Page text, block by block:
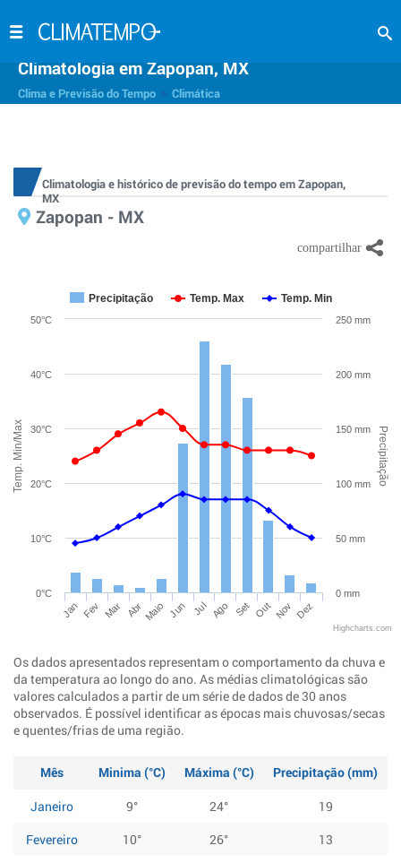
Climatologia em Zapopan, MX
Clima e Previsão do Tempo Climática
Climatologia e histórico de previsão do tempo em Zapopan,
MX
Zapopan - MX
Temp. Min/Max Precipitação
Precipitação Temp. Max Temp. Min
Jan Fev Mar Abr Maio Jun Jul Ago Set Out Nov Dez
0°C
10°C
20°C
30°C
40°C
50°C
0 mm
50 mm
100 mm
150 mm
200 mm
250 mm
Highcharts.com
Os dados apresentados representam o comportamento da chuva e
da temperatura ao longo do ano. As médias climatológicas são
valores calculados a partir de um série de dados de 30 anos
observados. É possível identificar as épocas mais chuvosas/secas
e quentes/frias de uma região.
Mês Minima (°C) Máxima (°C)
Precipitação (mm)
Janeiro
9° 24°
19
Fevereiro
10° 26°
13